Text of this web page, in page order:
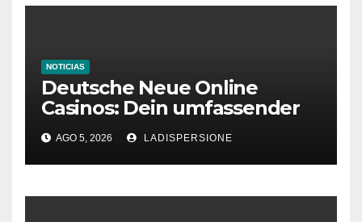
NOTICIAS
Deutsche Neue Online
Casinos: Dein umfassender
Ratgeber für moderne
Glücksspielplattformen
AGO 5, 2026 LADISPERSIONE